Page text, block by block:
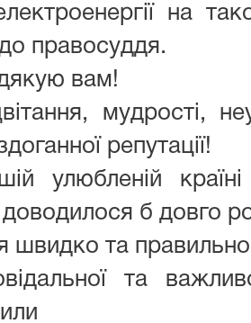
на
правосуддя.
вам!
мудрості,
репутації!
улюбленій
б довго
швидко та
та